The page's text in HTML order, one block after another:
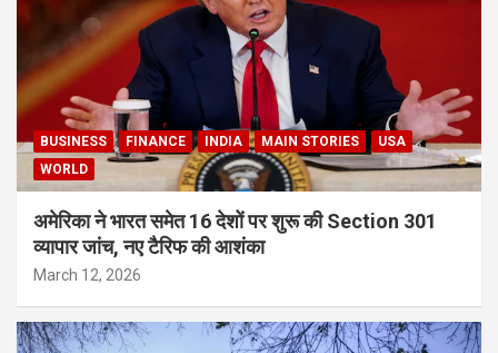
BUSINESS FINANCE INDIA MAIN STORIES
USA
WORLD
अमेरिका ने भारत समेत 16 देशों पर शुरू की Section 301
व्यापार जांच, नए टैरिफ की आशंका
March 12, 2026